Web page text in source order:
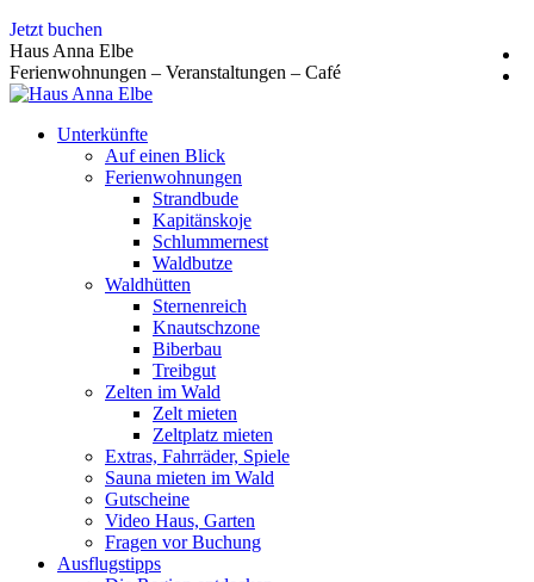
Zum
Inhalt
springen
Jetzt buchen
Haus Anna Elbe
Ferienwohnungen – Veranstaltungen – Café
Unterkünfte
Auf einen Blick
Ferienwohnungen
Strandbude
Kapitänskoje
Schlummernest
Waldbutze
Waldhütten
Sternenreich
Knautschzone
Biberbau
Treibgut
Zelten im Wald
Zelt mieten
Zeltplatz mieten
Extras, Fahrräder, Spiele
Sauna mieten im Wald
Gutscheine
Video Haus, Garten
Fragen vor Buchung
Ausflugstipps